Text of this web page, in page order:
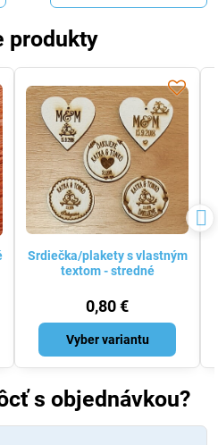
produkty
Srdiečka/plakety s vlastným
textom - stredné
0,80 €
Vyber variantu
s objednávkou?